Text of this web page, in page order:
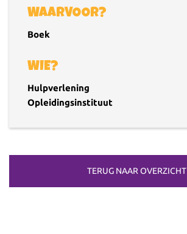
WAARVOOR?
Boek
WIE?
Hulpverlening
Opleidingsinstituut
TERUG NAAR OVERZICHT